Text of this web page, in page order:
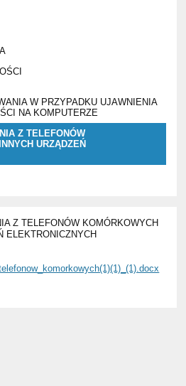
W PRZYPADKU UJAWNIENIA
NA KOMPUTERZE
Z TELEFONÓW
URZĄDZEŃ
Z TELEFONÓW KOMÓRKOWYCH
ELEKTRONICZNYCH